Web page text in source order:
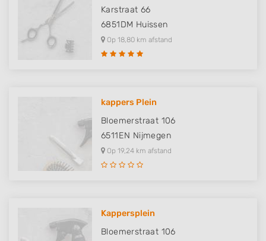
Karstraat 66
6851DM Huissen
Op 18,80 km afstand
kappers Plein
Bloemerstraat 106
6511EN Nijmegen
Op 19,24 km afstand
Kappersplein
Bloemerstraat 106
Measure content performance
Understand audiences through statistics
or combinations of data from different
Use limited data to select content
IAB Special Features:
Use precise geolocation data
Non-IAB processing purposes:
Necessary